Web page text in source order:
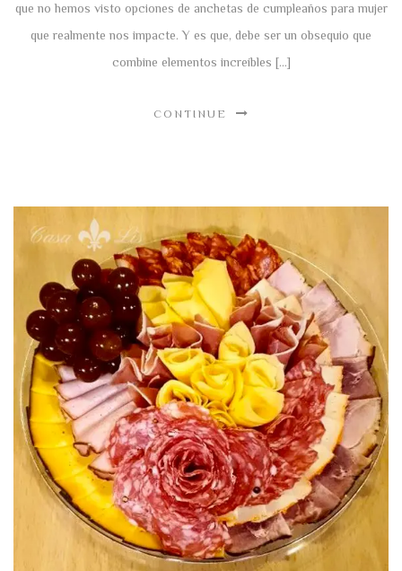
que no hemos visto opciones de anchetas de cumpleaños para mujer
que realmente nos impacte. Y es que, debe ser un obsequio que
combine elementos increíbles […]
CONTINUE